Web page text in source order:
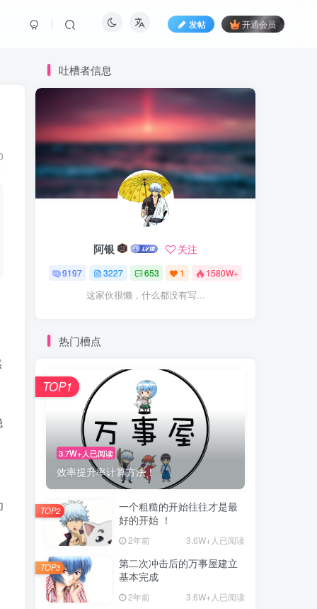
发帖 开通会员
吐槽者信息
阿银 关注
9197 3227 653 1 1580W+
这家伙很懒，什么都没有写...
热门槽点
3.7W+人已阅读
效率提升率计算方法！
TOP1
一个粗糙的开始往往才是最
好的开始 ！
2年前 3.6W+人已阅读
TOP2
第二次冲击后的万事屋建立
基本完成
2年前 3.6W+人已阅读
TOP3